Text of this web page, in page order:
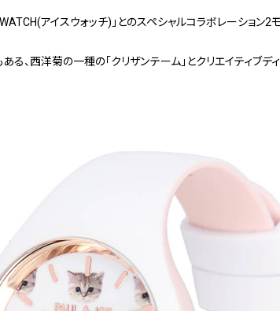
アイスウォッチ)」とのスペシャルコラボレーション2
西洋菊の一種の「クリザンテーム」とクリエイティブディ